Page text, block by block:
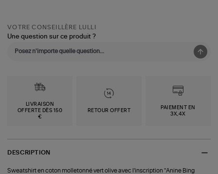
VOTRE CONSEILLÈRE LULLI
Une question sur ce produit ?
LIVRAISON
OFFERTE DÈS 150
€
RETOUR OFFERT
PAIEMENT EN
3X,4X
DESCRIPTION
Sweatshirt en coton molletonné vert olive avec l'inscription "Anine Bing